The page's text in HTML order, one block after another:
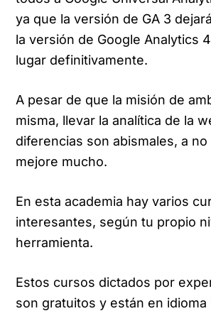
ya que la versión de GA 3
la versión de Google Analytics
lugar definitivamente.
A pesar de que la misión de
misma, llevar la analítica de la
diferencias son abismales, a
mejore mucho.
En esta academia hay varios
interesantes, según tu propio
herramienta.
Estos cursos dictados por
son gratuitos y están en idioma